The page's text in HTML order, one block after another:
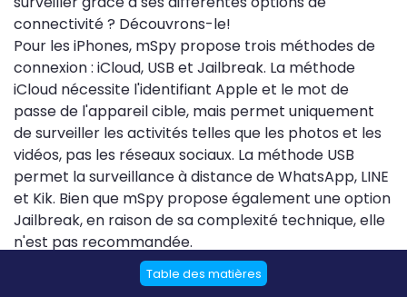
connectivité ? Découvrons-le!
Pour les iPhones, mSpy propose trois méthodes de
connexion : iCloud, USB et Jailbreak. La méthode
iCloud nécessite l'identifiant Apple et le mot de
passe de l'appareil cible, mais permet uniquement
de surveiller les activités telles que les photos et les
vidéos, pas les réseaux sociaux. La méthode USB
permet la surveillance à distance de WhatsApp, LINE
et Kik. Bien que mSpy propose également une option
Jailbreak, en raison de sa complexité technique, elle
n'est pas recommandée.
Pour les appareils Android, vous aurez besoin d'un
accès physique pour installer le logiciel. Cette
Table des matières